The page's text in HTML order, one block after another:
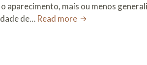
aparecimento, mais ou menos
de… Read more S.O.S